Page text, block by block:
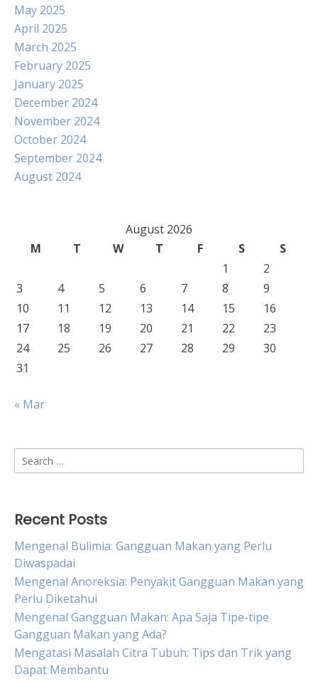
May 2025
April 2025
March 2025
February 2025
January 2025
December 2024
November 2024
October 2024
September 2024
August 2024
August 2026
M
T W T F S
S
1
2
3
4 5 6 7 8
9
10
11 12 13 14 15
16
17
18 19 20 21 22
23
24
25 26 27 28 29
30
31
« Mar
Search
for:
Recent Posts
Mengenal Bulimia: Gangguan Makan yang Perlu
Diwaspadai
Mengenal Anoreksia: Penyakit Gangguan Makan yang
Perlu Diketahui
Mengenal Gangguan Makan: Apa Saja Tipe-tipe
Gangguan Makan yang Ada?
Mengatasi Masalah Citra Tubuh: Tips dan Trik yang
Dapat Membantu